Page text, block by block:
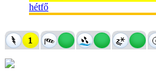
hétfő